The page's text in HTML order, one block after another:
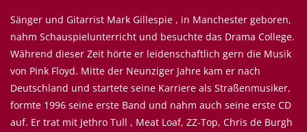
Sänger und Gitarrist Mark Gillespie , in Manchester geboren,
nahm Schauspielunterricht und besuchte das Drama College.
Während dieser Zeit hörte er leidenschaftlich gern die Musik
von Pink Floyd. Mitte der Neunziger Jahre kam er nach
Deutschland und startete seine Karriere als Straßenmusiker,
formte 1996 seine erste Band und nahm auch seine erste CD
auf. Er trat mit Jethro Tull , Meat Loaf, ZZ-Top, Chris de Burgh